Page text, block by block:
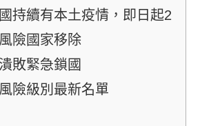
持續有本土疫情，即日起2
險國家移除
敗緊急鎖國
險級別最新名單